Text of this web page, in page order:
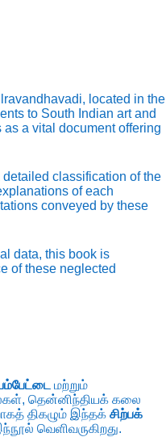
located in the
to South Indian art and
a vital document offering
classification of the
of each
conveyed by these
data, this book is
of these neglected
மற்றும்
தென்னிந்தியக் கலை
திகழும் இந்தக் சிற்பக்
வெளிவருகிறது.